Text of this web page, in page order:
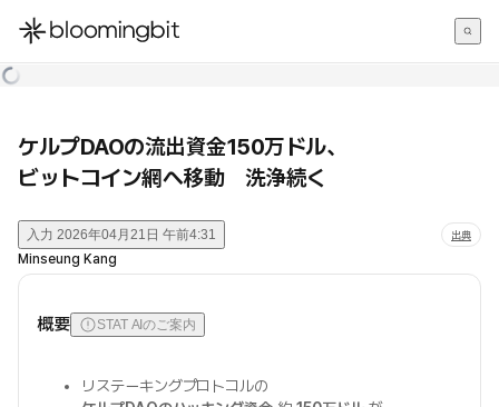
한국어
ケルプDAOの流出資金150万ドル、
ビットコイン網へ移動 洗浄続く
入力 2026年04月21日 午前4:31 出典
Minseung Kang
概要 STAT AIのご案内
リステーキングプロトコルの